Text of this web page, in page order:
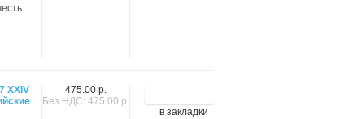
в закладки
475.00 р.
Без НДС: 475.00 р.
XXIV